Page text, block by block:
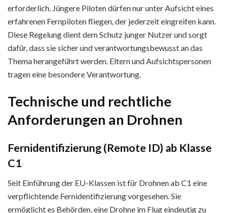
erforderlich. Jüngere Piloten dürfen nur unter Aufsicht eines
erfahrenen Fernpiloten fliegen, der jederzeit eingreifen kann.
Diese Regelung dient dem Schutz junger Nutzer und sorgt
dafür, dass sie sicher und verantwortungsbewusst an das
Thema herangeführt werden. Eltern und Aufsichtspersonen
tragen eine besondere Verantwortung.
Technische und rechtliche
Anforderungen an Drohnen
Fernidentifizierung (Remote ID) ab Klasse
C1
Seit Einführung der EU-Klassen ist für Drohnen ab C1 eine
verpflichtende Fernidentifizierung vorgesehen. Sie
ermöglicht es Behörden, eine Drohne im Flug eindeutig zu